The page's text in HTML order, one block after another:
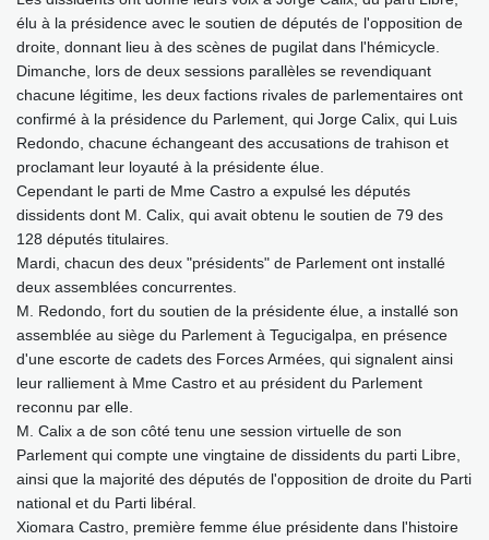
élu à la présidence avec le soutien de députés de l'opposition de
droite, donnant lieu à des scènes de pugilat dans l'hémicycle.
Dimanche, lors de deux sessions parallèles se revendiquant
chacune légitime, les deux factions rivales de parlementaires ont
confirmé à la présidence du Parlement, qui Jorge Calix, qui Luis
Redondo, chacune échangeant des accusations de trahison et
proclamant leur loyauté à la présidente élue.
Cependant le parti de Mme Castro a expulsé les députés
dissidents dont M. Calix, qui avait obtenu le soutien de 79 des
128 députés titulaires.
Mardi, chacun des deux "présidents" de Parlement ont installé
deux assemblées concurrentes.
M. Redondo, fort du soutien de la présidente élue, a installé son
assemblée au siège du Parlement à Tegucigalpa, en présence
d'une escorte de cadets des Forces Armées, qui signalent ainsi
leur ralliement à Mme Castro et au président du Parlement
reconnu par elle.
M. Calix a de son côté tenu une session virtuelle de son
Parlement qui compte une vingtaine de dissidents du parti Libre,
ainsi que la majorité des députés de l'opposition de droite du Parti
national et du Parti libéral.
Xiomara Castro, première femme élue présidente dans l'histoire